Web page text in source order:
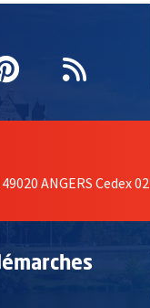
fenêtre
nouvelle
une
Pinterest
, OuvreFlux
ANGERS Cedex 02